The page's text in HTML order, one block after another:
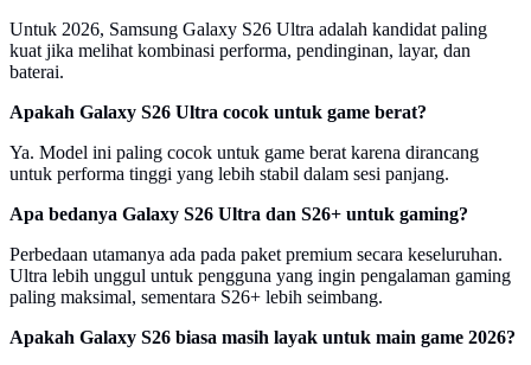
Untuk 2026, Samsung Galaxy S26 Ultra adalah kandidat paling
kuat jika melihat kombinasi performa, pendinginan, layar, dan
baterai.
Apakah Galaxy S26 Ultra cocok untuk game berat?
Ya. Model ini paling cocok untuk game berat karena dirancang
untuk performa tinggi yang lebih stabil dalam sesi panjang.
Apa bedanya Galaxy S26 Ultra dan S26+ untuk gaming?
Perbedaan utamanya ada pada paket premium secara keseluruhan.
Ultra lebih unggul untuk pengguna yang ingin pengalaman gaming
paling maksimal, sementara S26+ lebih seimbang.
Apakah Galaxy S26 biasa masih layak untuk main game 2026?